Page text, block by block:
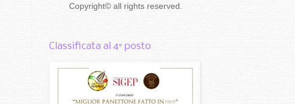
Copyright© all rights reserved
Classificata al 4° posto